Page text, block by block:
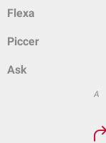
Flexa
Piccer
Ask
A